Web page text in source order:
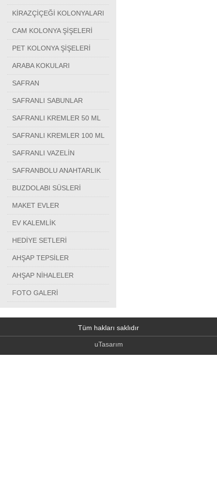
KİRAZÇİÇEĞİ KOLONYALARI
CAM KOLONYA ŞİŞELERİ
PET KOLONYA ŞİŞELERİ
ARABA KOKULARI
SAFRAN
SAFRANLI SABUNLAR
SAFRANLI KREMLER 50 ML
SAFRANLI KREMLER 100 ML
SAFRANLI VAZELİN
SAFRANBOLU ANAHTARLIK
BUZDOLABI SÜSLERİ
MAKET EVLER
EV KALEMLİK
HEDİYE SETLERİ
AHŞAP TEPSİLER
AHŞAP NİHALELER
FOTO GALERİ
Tüm hakları saklıdır
uTasarım